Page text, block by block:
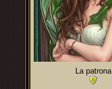
La patrona